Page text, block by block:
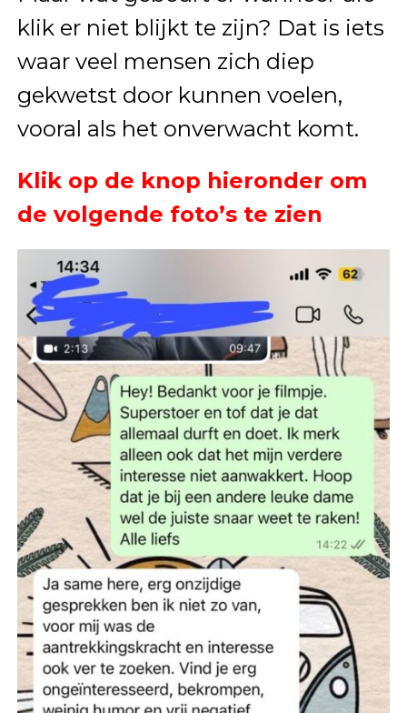
klik er niet blijkt te zijn? Dat is iets
waar veel mensen zich diep
gekwetst door kunnen voelen,
vooral als het onverwacht komt.
Klik op de knop hieronder om
de volgende foto’s te zien